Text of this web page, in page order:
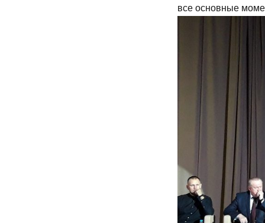
все основные